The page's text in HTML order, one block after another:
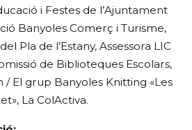
i Festes de l’Ajuntament
Banyoles Comerç i Turisme,
Pla de l’Estany, Assessora LIC
de Biblioteques Escolars,
/ El grup Banyoles Knitting «Les
La ColActiva.